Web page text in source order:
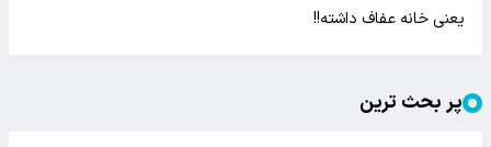
یعنی خانه عفاف داشته!!
پر بحث ترین